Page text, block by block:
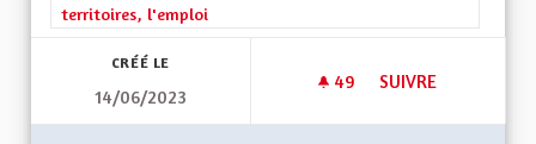
territoires, l'emploi
CRÉÉ LE
14/06/2023
49 49 ABONNÉS
SUIVRE